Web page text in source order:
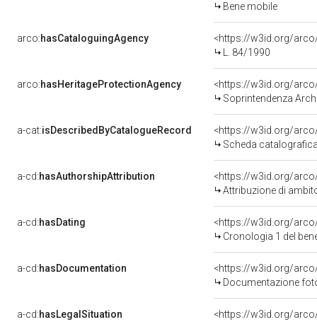
Bene mobile
arco:hasCataloguingAgency
<https://w3id.org/
L. 84/1990
arco:hasHeritageProtectionAgency
<https://w3id.org/
Soprintendenza
a-cat:isDescribedByCatalogueRecord
<https://w3id.org/
Scheda
a-cd:hasAuthorshipAttribution
<https://w3id.org/
Attribuzione di
a-cd:hasDating
<https://w3id.org/
Cronologia 1 del
a-cd:hasDocumentation
Documentazione
a-cd:hasLegalSituation